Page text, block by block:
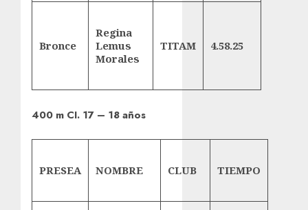
Bronce
Regina
Lemus
Morales
TITAM 4.58.25
400 m CI. 17 – 18 años
PRESEA NOMBRE CLUB TIEMPO